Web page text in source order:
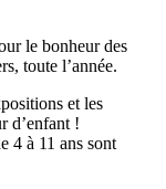
le bonheur des
toute l’année.
et les
d’enfant !
4 à 11 ans sont